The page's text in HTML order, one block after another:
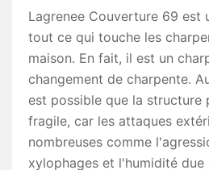
Lagrenee Couverture 69 est
tout ce qui touche les
maison. En fait, il est un
changement de charpente.
est possible que la structure
fragile, car les attaques
nombreuses comme
xylophages et l'humidité due